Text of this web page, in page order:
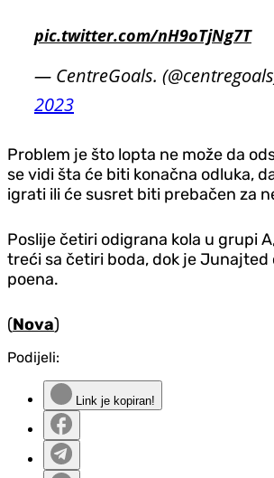
pic.twitter.com/nH9oTjNg7T
— CentreGoals.
2023
Problem je što lopta ne može da
se vidi šta će biti konačna odluka,
igrati ili će susret biti prebačen za
Poslije četiri odigrana kola u grupi
treći sa četiri boda, dok je
poena.
(Nova)
Podijeli:
Link je kopiran!